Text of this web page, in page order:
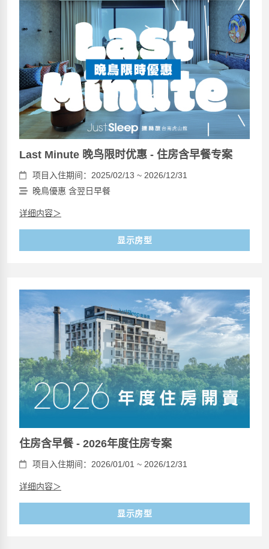
Last Minute 晚鸟限时优惠 - 住房含早餐专案
项目入住期间：2025/02/13 ~ 2026/12/31
晚鳥優惠 含翌日早餐
详细内容＞
显示房型
住房含早餐 - 2026年度住房专案
项目入住期间：2026/01/01 ~ 2026/12/31
详细内容＞
显示房型